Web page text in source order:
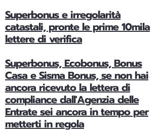
Superbonus e irregolarità
catastali, pronte le prime 10mila
lettere di verifica
Superbonus, Ecobonus, Bonus
Casa e Sisma Bonus, se non hai
ancora ricevuto la lettera di
compliance dall'Agenzia delle
Entrate sei ancora in tempo per
metterti in regola